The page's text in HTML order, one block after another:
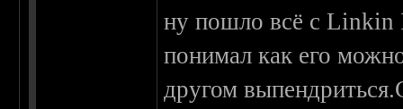
ну пошло всё с Linkin
понимал как его
другом